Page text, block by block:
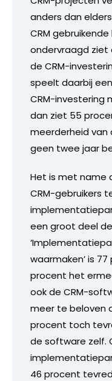
anders dan
CRM
ondervraagd
de CRM-
speelt daarbij
CRM-investering
dan ziet 55
meerderheid van
geen twee jaar
Het is met name
CRM-gebruikers
een groot deel
waarmaken’ is
procent het
ook de CRM-
meer te beloven
procent toch
de software zelf.
46 procent